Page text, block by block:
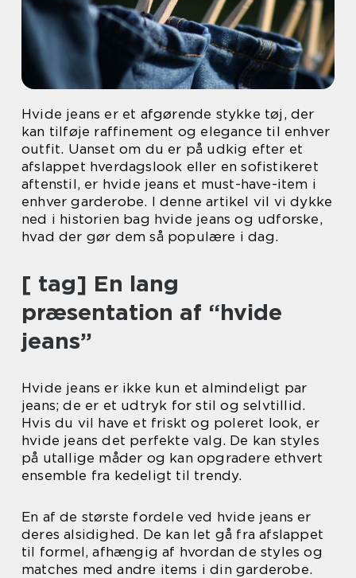
Hvide jeans er et afgørende stykke tøj, der
kan tilføje raffinement og elegance til enhver
outfit. Uanset om du er på udkig efter et
afslappet hverdagslook eller en sofistikeret
aftenstil, er hvide jeans et must-have-item i
enhver garderobe. I denne artikel vil vi dykke
ned i historien bag hvide jeans og udforske,
hvad der gør dem så populære i dag.
[ tag] En lang
præsentation af “hvide
jeans”
Hvide jeans er ikke kun et almindeligt par
jeans; de er et udtryk for stil og selvtillid.
Hvis du vil have et friskt og poleret look, er
hvide jeans det perfekte valg. De kan styles
på utallige måder og kan opgradere ethvert
ensemble fra kedeligt til trendy.
En af de største fordele ved hvide jeans er
deres alsidighed. De kan let gå fra afslappet
til formel, afhængig af hvordan de styles og
matches med andre items i din garderobe.